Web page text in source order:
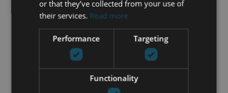
NEEM CONTACT OP
Nick de Wit
+34 744 61 17 23
or that they’ve collected from your use of
their services. Read more
Performance Targeting
Functionality